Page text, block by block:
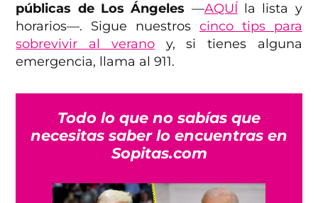
públicas de Los Ángeles —AQUÍ la lista y
horarios—. Sigue nuestros cinco tips para
sobrevivir al veranoy, si tienes alguna
emergencia, llama al 911.
Todo lo que no sabías que
necesitas saber lo encuentras en
Sopitas.com